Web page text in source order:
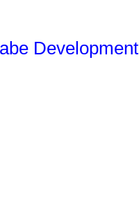
Development